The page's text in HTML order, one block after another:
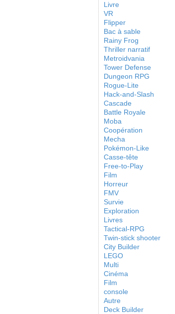
Livre
VR
Flipper
Bac à sable
Rainy Frog
Thriller narratif
Metroidvania
Tower Defense
Dungeon RPG
Rogue-Lite
Hack-and-Slash
Cascade
Battle Royale
Moba
Coopération
Mecha
Pokémon-Like
Casse-tête
Free-to-Play
Film
Horreur
FMV
Survie
Exploration
Livres
Tactical-RPG
Twin-stick shooter
City Builder
LEGO
Multi
Cinéma
Film
console
Autre
Deck Builder